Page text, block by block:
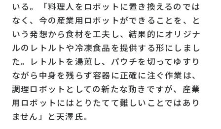
いる。「料理人をロボットに置き換えるのでは
なく、今の産業用ロボットができることを、と
いう発想から食材を工夫し、結果的にオリジナ
ルのレトルトや冷凍食品を提供する形にしまし
た。レトルトを湯煎し、パウチを切ってゆすり
ながら中身を残らず容器に正確に注ぐ作業は、
調理ロボットとしての新たな動きですが、産業
用ロボットにはとりたてて難しいことではあり
ません」と天澤氏。